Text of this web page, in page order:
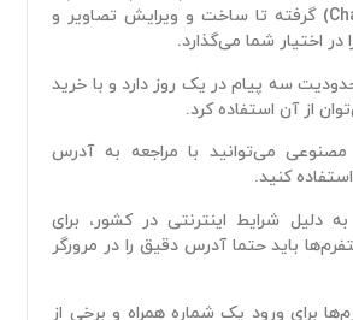
تی فارسی (ChatGPT) گرفته تا ساخت و ویرایش تصاویر و
در اختیار شما می‌گذارد.
سه پیام در یک روز دارد و با خرید
از آن استفاده کرد.
مصنوعی می‌توانید با مراجعه به آدرس
دلیل شرایط اینترنتی در کشور، برای
باید حتما آدرس دقیق را در مرورگر
برای ورود یک شماره همراه و برخی از